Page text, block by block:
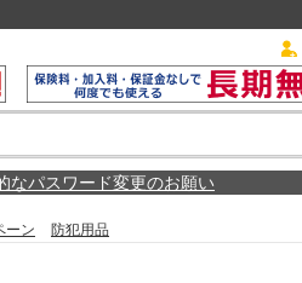
なパスワード変更のお願い
ーン 防犯用品